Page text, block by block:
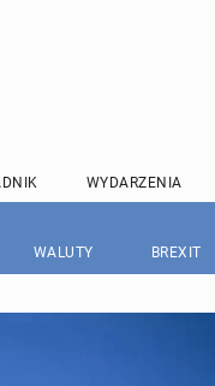
WYDARZENIA
WALUTY BREXIT